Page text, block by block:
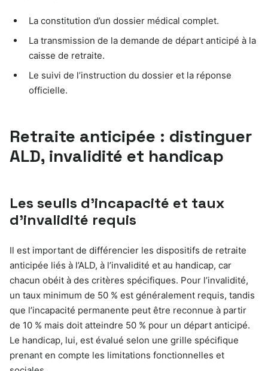
La constitution d’un dossier médical complet.
La transmission de la demande de départ anticipé à la
caisse de retraite.
Le suivi de l’instruction du dossier et la réponse
officielle.
Retraite anticipée : distinguer
ALD, invalidité et handicap
Les seuils d’incapacité et taux
d’invalidité requis
Il est important de différencier les dispositifs de retraite
anticipée liés à l’ALD, à l’invalidité et au handicap, car
chacun obéit à des critères spécifiques. Pour l’invalidité,
un taux minimum de 50 % est généralement requis, tandis
que l’incapacité permanente peut être reconnue à partir
de 10 % mais doit atteindre 50 % pour un départ anticipé.
Le handicap, lui, est évalué selon une grille spécifique
prenant en compte les limitations fonctionnelles et